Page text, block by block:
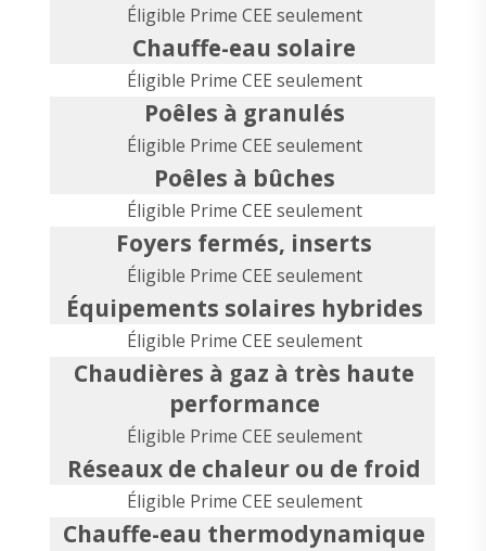
Éligible Prime CEE seulement
Chauffe-eau solaire
Éligible Prime CEE seulement
Poêles à granulés
Éligible Prime CEE seulement
Poêles à bûches
Éligible Prime CEE seulement
Foyers fermés, inserts
Éligible Prime CEE seulement
Équipements solaires hybrides
Éligible Prime CEE seulement
Chaudières à gaz à très haute
performance
Éligible Prime CEE seulement
Réseaux de chaleur ou de froid
Éligible Prime CEE seulement
Chauffe-eau thermodynamique